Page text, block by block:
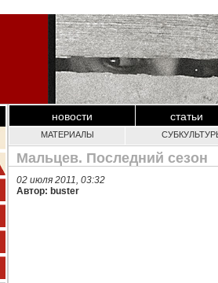
новости статьи
МАТЕРИАЛЫ
Мальцев. Последний сезон
02 июля 2011, 03:32
Автор: buster